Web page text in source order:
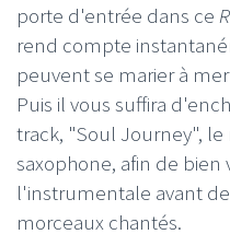
porte d'entrée dans ce
rend compte
peuvent se marier à
Puis il vous suffira
track, "Soul Journey", le
saxophone, afin de
l'instrumentale avant
morceaux chantés.